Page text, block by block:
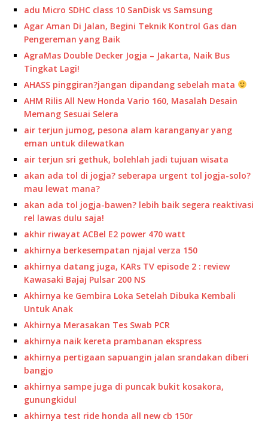
adu Micro SDHC class 10 SanDisk vs Samsung
Agar Aman Di Jalan, Begini Teknik Kontrol Gas dan
Pengereman yang Baik
AgraMas Double Decker Jogja – Jakarta, Naik Bus
Tingkat Lagi!
AHASS pinggiran?jangan dipandang sebelah mata
AHM Rilis All New Honda Vario 160, Masalah Desain
Memang Sesuai Selera
air terjun jumog, pesona alam karanganyar yang
eman untuk dilewatkan
air terjun sri gethuk, bolehlah jadi tujuan wisata
akan ada tol di jogja? seberapa urgent tol jogja-solo?
mau lewat mana?
akan ada tol jogja-bawen? lebih baik segera reaktivasi
rel lawas dulu saja!
akhir riwayat ACBel E2 power 470 watt
akhirnya berkesempatan njajal verza 150
akhirnya datang juga, KARs TV episode 2 : review
Kawasaki Bajaj Pulsar 200 NS
Akhirnya ke Gembira Loka Setelah Dibuka Kembali
Untuk Anak
Akhirnya Merasakan Tes Swab PCR
akhirnya naik kereta prambanan ekspress
akhirnya pertigaan sapuangin jalan srandakan diberi
bangjo
akhirnya sampe juga di puncak bukit kosakora,
gunungkidul
akhirnya test ride honda all new cb 150r